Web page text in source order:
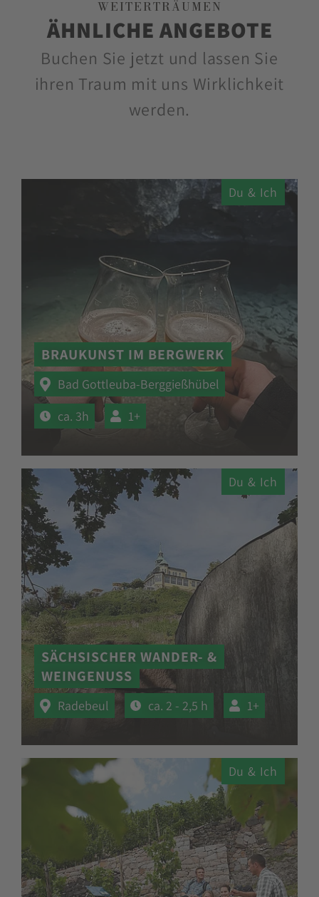
WEITERTRÄUMEN
ÄHNLICHE ANGEBOTE
Buchen Sie jetzt und lassen Sie
ihren Traum mit uns Wirklichkeit
werden.
Du & Ich
BRAUKUNST IM BERGWERK
Bad Gottleuba-Berggießhübel
ca. 3h
1+
Du & Ich
SÄCHSISCHER WANDER- &
WEINGENUSS
Radebeul ca. 2 - 2,5 h 1+
Du & Ich